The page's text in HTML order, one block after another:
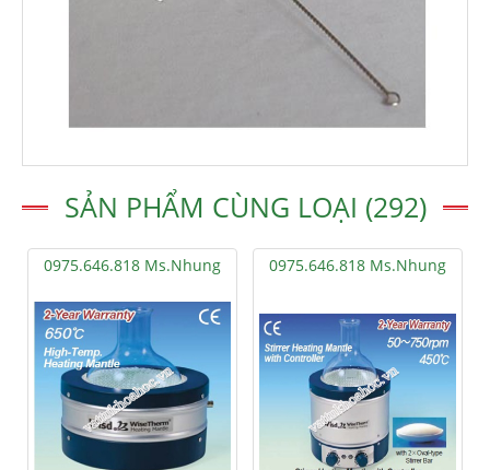
SẢN PHẨM CÙNG LOẠI (292)
0975.646.818 Ms.Nhung 0975.646.818 Ms.Nhung